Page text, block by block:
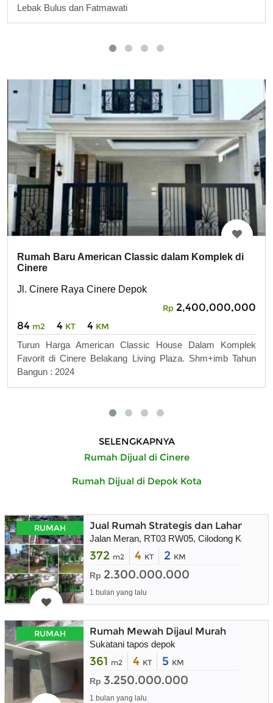
Lebak Bulus dan Fatmawati
Rumah Baru American Classic dalam Komplek di
Cinere
Jl. Cinere Raya Cinere Depok
Rp 2,400,000,000
84 m2 4 KT 4 KM
Turun Harga American Classic House Dalam Komplek
Favorit di Cinere Belakang Living Plaza. Shm+imb Tahun
Bangun : 2024
SELENGKAPNYA
Rumah Dijual di Cinere
Rumah Dijual di Depok Kota
RUMAH Jual Rumah Strategis dan Lahan
Jalan Meran, RT03 RW05, Cilodong Kel. ,
372 m2 4 KT 2 KM
Rp 2.300.000.000
1 bulan yang lalu
RUMAH Rumah Mewah Dijaul Murah
Sukatani tapos depok
361 m2 4 KT 5 KM
Rp 3.250.000.000
1 bulan yang lalu